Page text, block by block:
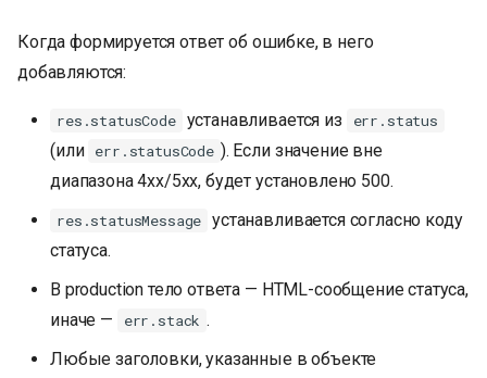
Когда формируется ответ об ошибке, в него
добавляются:
res.statusCode устанавливается из err.status
(или err.statusCode ). Если значение вне
диапазона 4xx/5xx, будет установлено 500.
res.statusMessage устанавливается согласно коду
статуса.
В production тело ответа — HTML-сообщение статуса,
иначе —
err.stack .
Любые заголовки, указанные в объекте